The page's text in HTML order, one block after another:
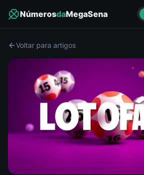
NúmerosdaMegaSena
Voltar para artigos